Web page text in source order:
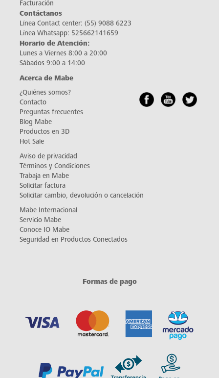
Facturación
Contáctanos
Línea Contact center: (55) 9088 6223
Línea Whatsapp: 525662141659
Horario de Atención:
Lunes a Viernes 8:00 a 20:00
Sábados 9:00 a 14:00
Acerca de Mabe
¿Quiénes somos?
Contacto
Preguntas frecuentes
Blog Mabe
Productos en 3D
Hot Sale
Aviso de privacidad
Términos y Condiciones
Trabaja en Mabe
Solicitar factura
Solicitar cambio, devolución o cancelación
Mabe Internacional
Servicio Mabe
Conoce IO Mabe
Seguridad en Productos Conectados
Formas de pago